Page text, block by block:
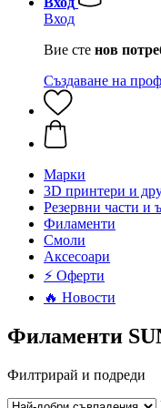
Вход
Вие сте нов
Създаване на
Mарки
3D принтери и
Резервни части и
Филаменти
Смоли
Аксесоари
⚡ Оферти
🔥 Новости
Филаменти
Филтрирай и подреди